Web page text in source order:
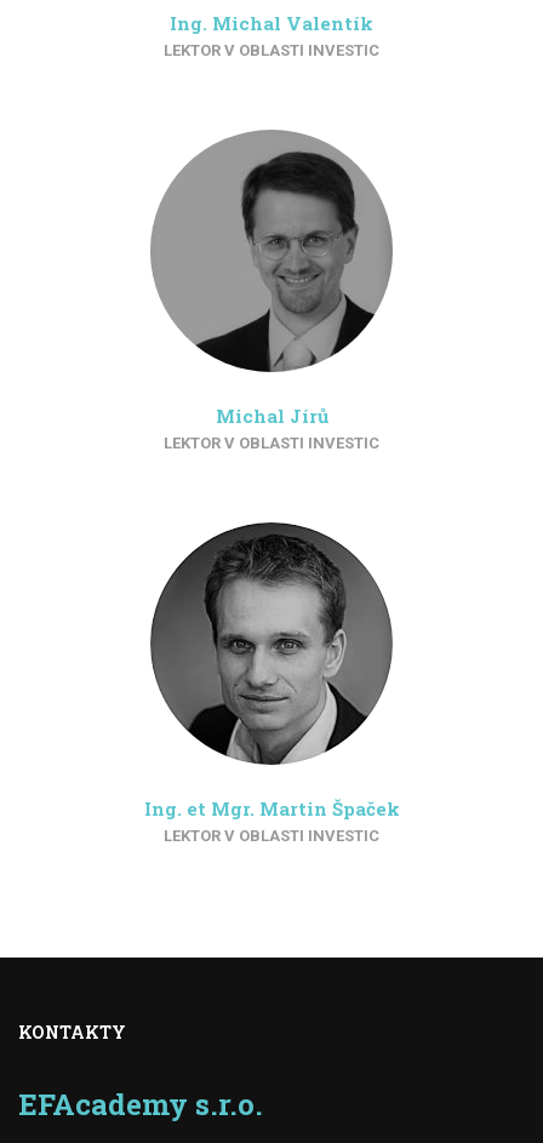
Ing. Michal Valentík
LEKTOR V OBLASTI INVESTIC
Michal Jírů
LEKTOR V OBLASTI INVESTIC
Ing. et Mgr. Martin Špaček
LEKTOR V OBLASTI INVESTIC
KONTAKTY
EFAcademy s.r.o.